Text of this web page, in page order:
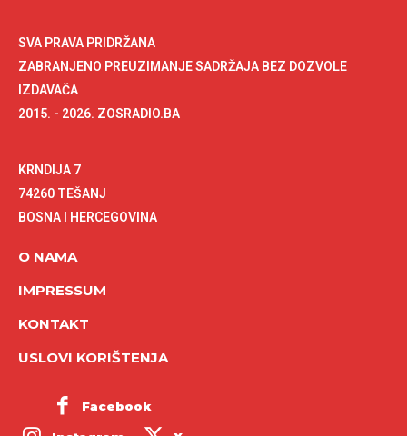
SVA PRAVA PRIDRŽANA
ZABRANJENO PREUZIMANJE SADRŽAJA BEZ DOZVOLE
IZDAVAČA
2015. - 2026. ZOSRADIO.BA
KRNDIJA 7
74260 TEŠANJ
BOSNA I HERCEGOVINA
O NAMA
IMPRESSUM
KONTAKT
USLOVI KORIŠTENJA
Facebook